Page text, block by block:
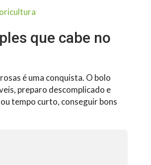
que cabe no
é uma conquista. O bolo
preparo descomplicado e
tempo curto, conseguir bons